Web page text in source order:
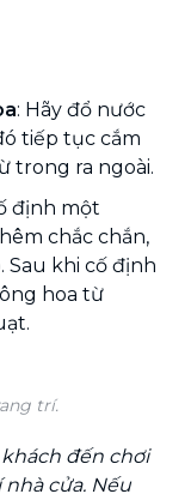
: Hãy đổ nước
tiếp tục cắm
trong ra ngoài.
định một
chắc chắn,
Sau khi cố định
hoa từ
trí.
đến chơi
cửa. Nếu